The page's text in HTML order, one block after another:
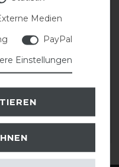
Führstrick
- Karabinerhaken
Medien
PayPal
Einstellungen